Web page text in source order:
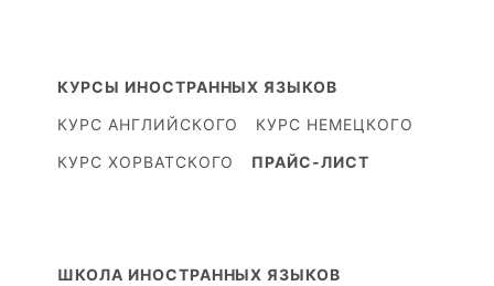
КУРСЫ ИНОСТРАННЫХ ЯЗЫКОВ
КУРС АНГЛИЙСКОГО
КУРС НЕМЕЦКОГО
КУРС ХОРВАТСКОГО
ПРАЙС-ЛИСТ
ШКОЛА ИНОСТРАННЫХ ЯЗЫКОВ